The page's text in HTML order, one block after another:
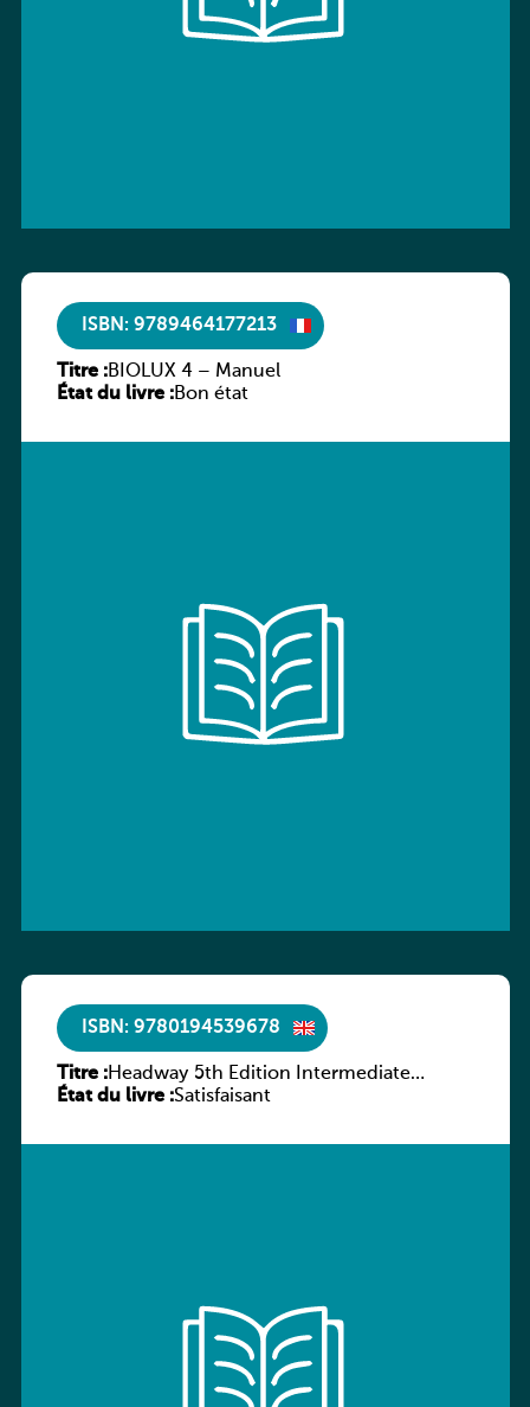
ISBN: 9789464177213
Titre :BIOLUX 4 – Manuel
État du livre :Bon état
ISBN: 9780194539678
Titre :Headway 5th Edition Intermediate
Workbook without key
État du livre :Satisfaisant